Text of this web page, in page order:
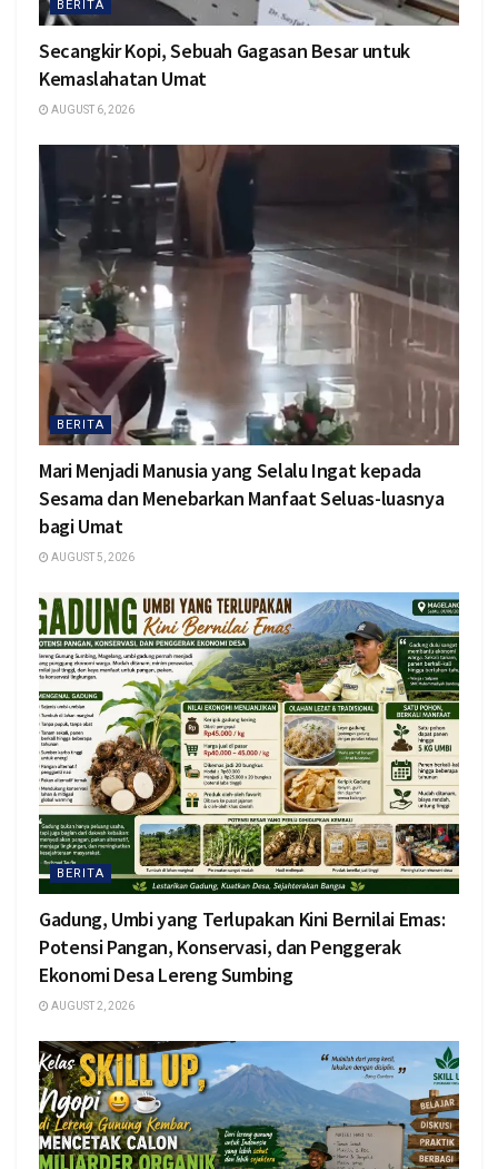
BERITA
Secangkir Kopi, Sebuah Gagasan Besar untuk
Kemaslahatan Umat
AUGUST 6, 2026
BERITA
Mari Menjadi Manusia yang Selalu Ingat kepada
Sesama dan Menebarkan Manfaat Seluas-luasnya
bagi Umat
AUGUST 5, 2026
BERITA
Gadung, Umbi yang Terlupakan Kini Bernilai Emas:
Potensi Pangan, Konservasi, dan Penggerak
Ekonomi Desa Lereng Sumbing
AUGUST 2, 2026